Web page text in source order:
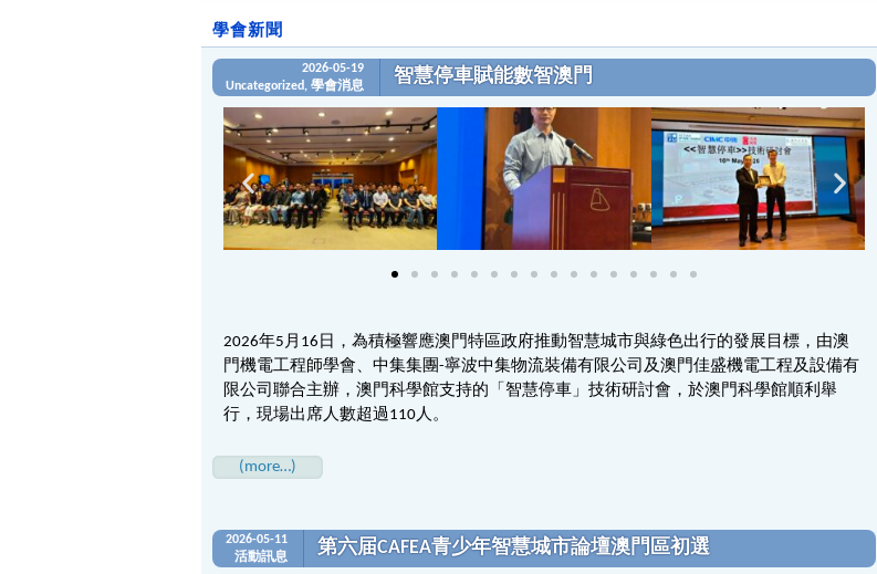
學會新聞
2026-05-19
Uncategorized, 學會消息 智慧停車賦能數智澳門
2026年5月16日，為積極響應澳門特區政府推動智慧城市與綠色出行的發展目標，由澳
門機電工程師學會、中集集團-寧波中集物流裝備有限公司及澳門佳盛機電工程及設備有
限公司聯合主辦，澳門科學館支持的「智慧停車」技術研討會，於澳門科學館順利舉
行，現場出席人數超過110人。
(more…)
2026-05-11
活動訊息
第六届CAFEA青少年智慧城市論壇澳門區初選